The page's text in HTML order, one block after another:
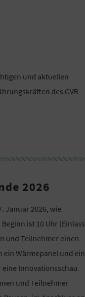
und aktuellen
des GVB
2026
Januar 2026, wie
ist 10 Uhr (Einlass
und Teilnehmer einen
ein Wärmepanel und ein
Innovationsschau
und Teilnehmer